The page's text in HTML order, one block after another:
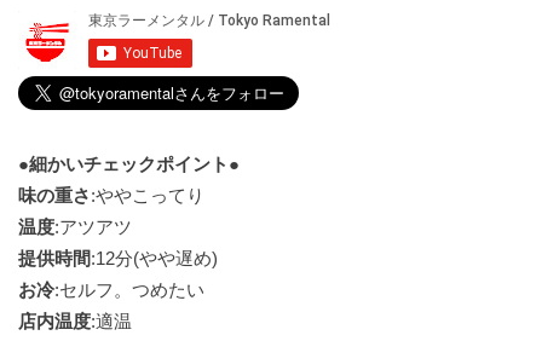
●細かいチェックポイント●
味の重さ:ややこってり
温度:アツアツ
提供時間:12分(やや遅め)
お冷:セルフ。つめたい
店内温度:適温